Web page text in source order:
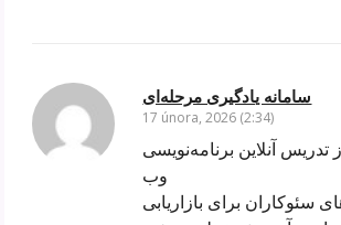
سامانه یادگیری مرحله‌ای
17 února, 2026 (2:34)
آنلاین برنامه‌نویسی
وب
سئوکاران برای بازاریابی